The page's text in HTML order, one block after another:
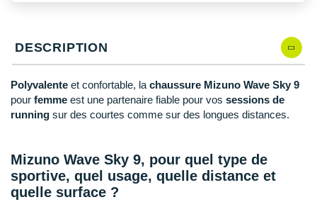
DESCRIPTION
Polyvalente et confortable, la chaussure Mizuno Wave Sky 9
pour femme est une partenaire fiable pour vos sessions de
running sur des courtes comme sur des longues distances.
Mizuno Wave Sky 9, pour quel type de
sportive, quel usage, quelle distance et
quelle surface ?
PAR MARQUES
DÉSTOCKAGE
+ Voir tous lesaccessoires
Odlo
On-Running
OVERSTIMS